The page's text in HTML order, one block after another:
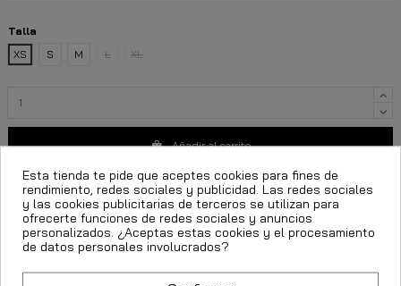
Talla
XS
S M L XL
Añadir al carrito
Esta tienda te pide que aceptes cookies para fines de
rendimiento, redes sociales y publicidad. Las redes sociales
y las cookies publicitarias de terceros se utilizan para
ofrecerte funciones de redes sociales y anuncios
personalizados. ¿Aceptas estas cookies y el procesamiento
de datos personales involucrados?